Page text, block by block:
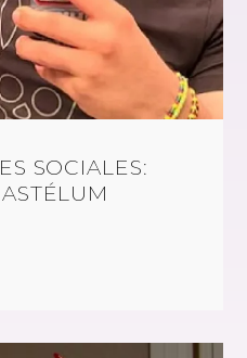
SOCIALES: